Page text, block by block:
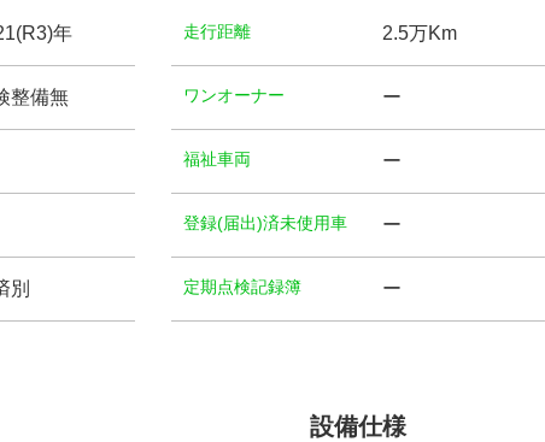
年 ⾛⾏距離 2.5万Km
整備無 ワンオーナー ー
福祉⾞両 ー
登録(届出)済未使用車 ー
別 定期点検記録簿 ー
設備仕様